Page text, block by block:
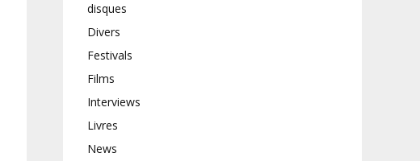
disques
Divers
Festivals
Films
Interviews
Livres
News